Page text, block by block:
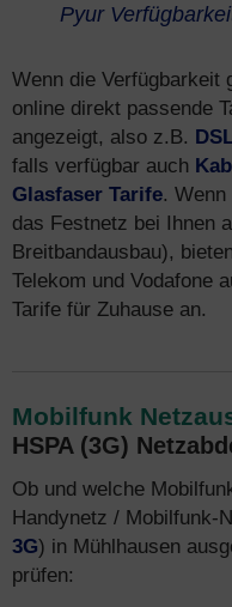
Pyur
Wenn die Verfügbarkeit
online direkt passende
angezeigt, also z.B.
falls verfügbar auch
Glasfaser Tarife.
das Festnetz bei Ihnen
Breitbandausbau),
Telekom und Vodafone
Tarife für Zuhause an.
Mobilfunk
HSPA (3G)
Ob und welche
Handynetz / Mobilfunk-
3G) in Mühlhausen
prüfen: